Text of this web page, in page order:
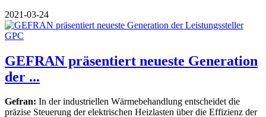
2021-03-24
GEFRAN präsentiert neueste Generation
der ...
Gefran: In der industriellen Wärmebehandlung entscheidet die
präzise Steuerung der elektrischen Heizlasten über die Effizienz der